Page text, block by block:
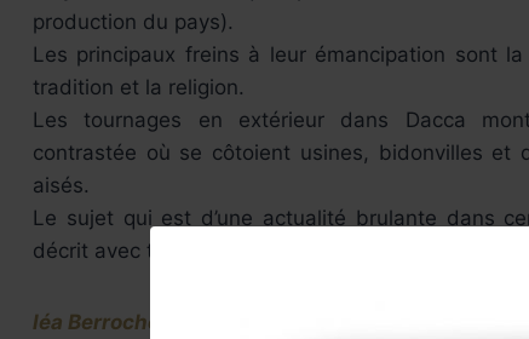
production du pays).
Les principaux freins à leur émancipation sont
tradition et la religion.
Les tournages en extérieur dans Dacca
contrastée où se côtoient usines, bidonvilles et
aisés.
Le sujet qui est d’une actualité brulante dans
décrit avec toute sa complexité dans Les lauriers
léa Berroche